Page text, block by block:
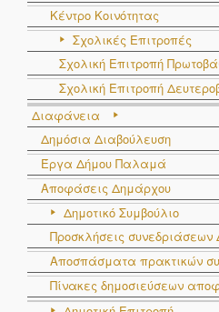
Κέντρο Κοινότητας
Σχολικές Επιτροπές
Σχολική Επιτροπή
Σχολική Επιτροπή
Διαφάνεια
Δημόσια Διαβούλευση
Έργα Δήμου Παλαμά
Αποφάσεις Δημάρχου
Δημοτικό Συμβούλιο
Προσκλήσεις συνεδριάσεων
Αποσπάσματα πρακτικών
Πίνακες δημοσιεύσεων